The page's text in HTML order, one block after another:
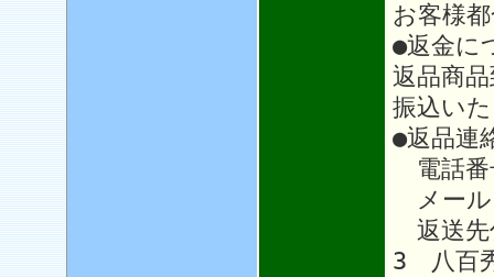
お客様
●返金に
返品商
振込い
●返品連
電話番
メー
返送先
3 八百